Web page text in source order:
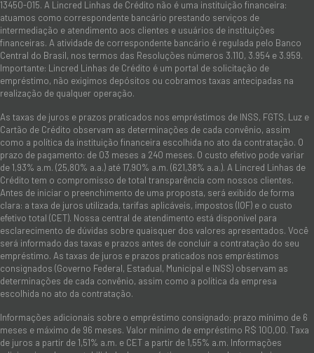
13450-015. A Lincred Linhas de Crédito não é uma instituição financeira:
atuamos como correspondente bancário prestando serviços de
intermediação e atendimento aos clientes e usuários de instituições
financeiras. A atividade de correspondente bancário é regulada pelo Banco
Central do Brasil, nos termos das Resoluções números 3.110, 3.954 e 3.959.
Importante: Lincred Linhas de Crédito é um portal de solicitação de
empréstimo, não exigimos depósitos ou cobramos taxas antecipadas na
realização de qualquer operação.
As taxas de juros e prazos praticados nos empréstimos de INSS, FGTS, Luz e
Cartão de Crédito observam as determinações de cada convênio, assim
como a política da instituição financeira escolhida no ato da contratação. O
prazo de pagamento: de 03 meses a 240 meses. O custo efetivo pode variar
de 1,93% a.m. (25,80% a.a.) até 17,90% a.m. (621,38% a.a.). A Lincred Linhas de
Crédito tem o compromisso de total transparência com nossos clientes.
Antes de iniciar o preenchimento de uma proposta, será exibido de forma
clara: a taxa de juros utilizada, tarifas aplicáveis, impostos (IOF) e o custo
efetivo total (CET). Nossa central de atendimento está disponível para
esclarecimento de dúvidas sobre quaisquer dos valores apresentados. Você
será informado das taxas e prazos antes de concluir a contratação do seu
empréstimo. As taxas de juros e prazos praticados nos empréstimos
consignados (Governo Federal, Estadual, Municipal e INSS) observam as
determinações de cada convênio, assim como a política da empresa
escolhida no ato da contratação.
Informações adicionais sobre o empréstimo consignado: prazo mínimo de 6
meses e máximo de 96 meses. Valor mínimo de empréstimo R$ 100,00. Taxa
de juros a partir de 1,51% a.m. e CET a partir de 1,55% a.m. Informações